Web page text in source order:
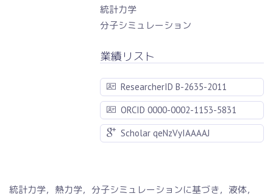
統計力学
分子シミュレーション
業績リスト
ResearcherID B-2635-2011
ORCID 0000-0002-1153-5831
Scholar qeNzVyIAAAAJ
統計力学，熱力学，分子シミュレーションに基づき，液体，